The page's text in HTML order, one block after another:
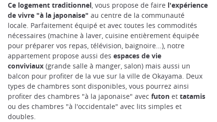
Ce logement traditionnel, vous propose de faire l'expérience
de vivre "à la japonaise" au centre de la communauté
locale. Parfaitement équipé et avec toutes les commodités
nécessaires (machine à laver, cuisine entièrement équipée
pour préparer vos repas, télévision, baignoire...), notre
appartement propose aussi des espaces de vie
conviviaux (grande salle à manger, salon) mais aussi un
balcon pour profiter de la vue sur la ville de Okayama. Deux
types de chambres sont disponibles, vous pourrez ainsi
profiter des chambres "à la japonaise" avec futon et tatamis
ou des chambres "à l'occidentale" avec lits simples et
doubles.